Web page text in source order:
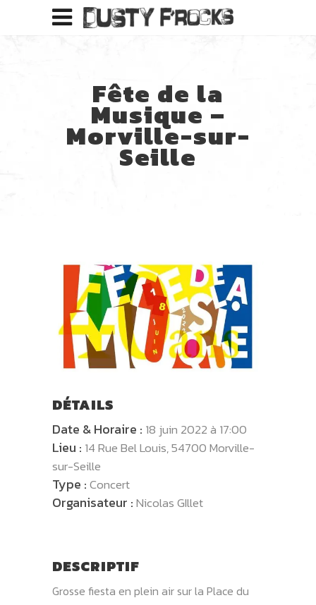
Fête de la
Musique –
Morville-sur-
Seille
DÉTAILS
Date & Horaire : 18 juin 2022 à 17:00
Lieu : 14 Rue Bel Louis, 54700 Morville-
sur-Seille
Type :Concert
Organisateur :Nicolas GIllet
DESCRIPTIF
Grosse fiesta en plein air sur la Place du